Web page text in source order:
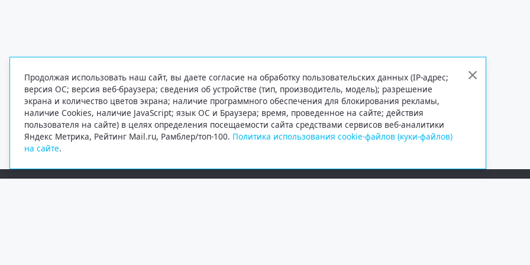
Продолжая использовать наш сайт, вы даете согласие на обработку пользовательских данных (IP-адрес;
версия ОС; версия веб-браузера; сведения об устройстве (тип, производитель, модель); разрешение
экрана и количество цветов экрана; наличие программного обеспечения для блокирования рекламы,
наличие Cookies, наличие JavaScript; язык ОС и Браузера; время, проведенное на сайте; действия
пользователя на сайте) в целях определения посещаемости сайта средствами сервисов веб-аналитики
Яндекс Метрика, Рейтинг Mail.ru, Рамблер/топ-100. Политика использования cookie-файлов (куки-файлов)
на сайте.